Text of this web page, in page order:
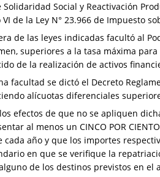
Social y Reactivación
de la Ley N° 23.966 de Impuesto
de las leyes indicadas facultó al
superiores a la tasa máxima
de la realización de activos
facultad se dictó el Decreto
alícuotas diferenciales
efectos de que no se apliquen
al menos un CINCO POR
cada año y que los importes
en que se verifique la
de los destinos previstos en